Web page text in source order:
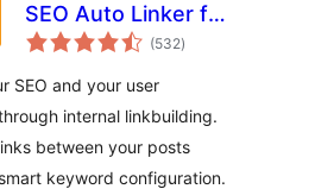
SEO Auto Linker for
WordPress
(532total
ratings
)
SEO and your user
internal linkbuilding.
between your posts
keyword configuration.